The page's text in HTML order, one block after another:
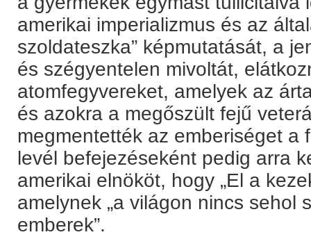
amerikai imperializmus és az
szoldateszka” képmutatását, a
és szégyentelen mivoltát,
atomfegyvereket, amelyek az
és azokra a megőszült fejű
megmentették az emberiséget a
levél befejezéseként pedig arra
amerikai elnököt, hogy „El a
amelynek „a világon nincs sehol
emberek”.